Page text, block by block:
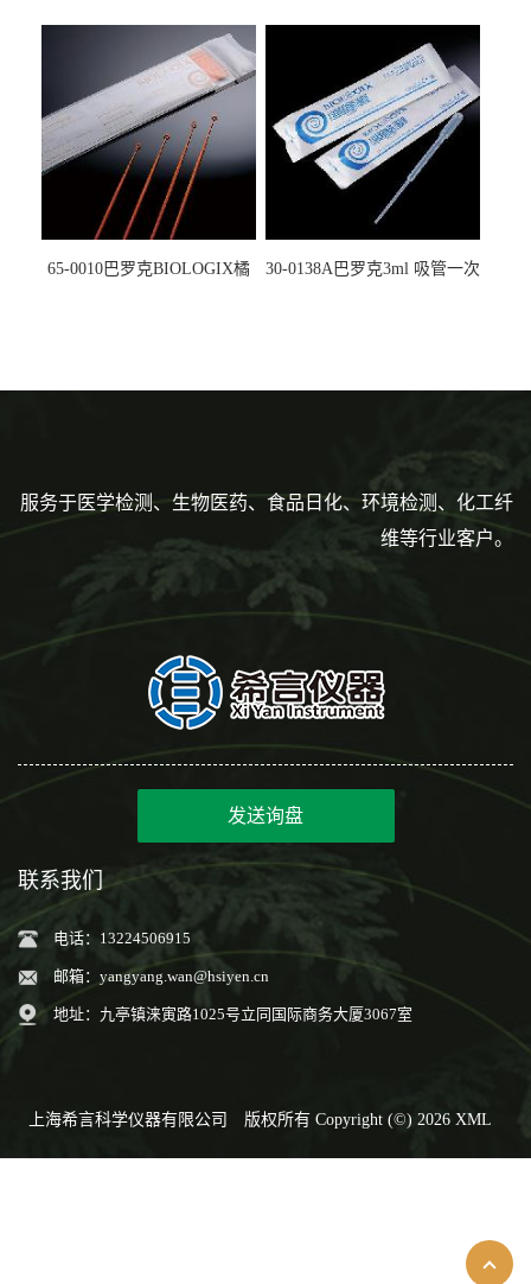
马射线灭菌25-0051
65-0010巴罗克BIOLOGIX橘
30-0138A巴罗克3ml 吸管一次
服务于医学检测、生物医药、食品日化、环境检测、化工纤
维等行业客户。
发送询盘
联系我们
电话：13224506915
邮箱： yangyang.wan@hsiyen.cn
地址：九亭镇涞寅路1025号立同国际商务大厦3067室
上海希言科学仪器有限公司 版权所有 Copyright (©) 2026 XML